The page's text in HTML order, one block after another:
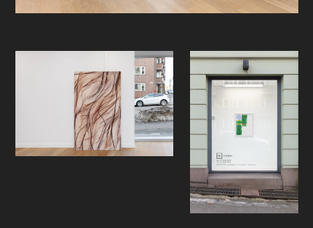
bevegelser, men og i byggeplassens
betongstøv som danner den
vakreste visuelle dans når det blir
løftet opp og lekt med av vinden, vi
kjenner det igjen i vannet som vi ser
sildre under isen på våren, i vannet
som bryter voldelig igjennom en
demning, vi kjenner det igjen i
flammen til stearinlyset som blafrer